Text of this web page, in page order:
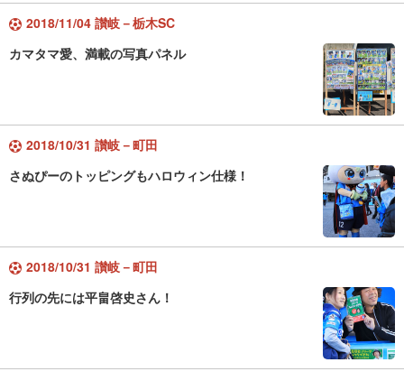
2018/11/04 讃岐－栃木SC
カマタマ愛、満載の写真パネル
2018/10/31 讃岐－町田
さぬぴーのトッピングもハロウィン仕様！
2018/10/31 讃岐－町田
行列の先には平畠啓史さん！